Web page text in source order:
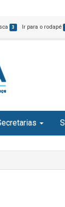
3 Ir para o rodapé